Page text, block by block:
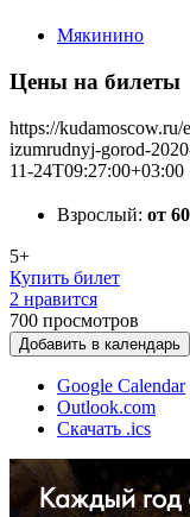
Мякинино
Цены на билеты
https://
izumrudnyj-gorod-
11-24T09:27:00+03:00
Взрослый: от
5+
Купить билет
2 нравится
700 просмотров
Добавить в календарь
Google Calendar
Outlook.com
Скачать .ics